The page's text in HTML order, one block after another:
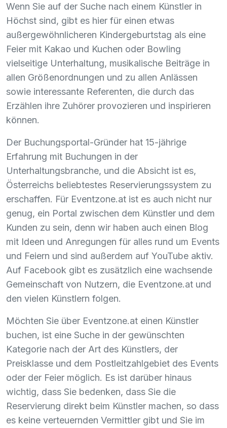
Wenn Sie auf der Suche nach einem Künstler in
Höchst sind, gibt es hier für einen etwas
außergewöhnlicheren Kindergeburtstag als eine
Feier mit Kakao und Kuchen oder Bowling
vielseitige Unterhaltung, musikalische Beiträge in
allen Größenordnungen und zu allen Anlässen
sowie interessante Referenten, die durch das
Erzählen ihre Zuhörer provozieren und inspirieren
können.
Der Buchungsportal-Gründer hat 15-jährige
Erfahrung mit Buchungen in der
Unterhaltungsbranche, und die Absicht ist es,
Österreichs beliebtestes Reservierungssystem zu
erschaffen. Für Eventzone.at ist es auch nicht nur
genug, ein Portal zwischen dem Künstler und dem
Kunden zu sein, denn wir haben auch einen Blog
mit Ideen und Anregungen für alles rund um Events
und Feiern und sind außerdem auf YouTube aktiv.
Auf Facebook gibt es zusätzlich eine wachsende
Gemeinschaft von Nutzern, die Eventzone.at und
den vielen Künstlern folgen.
Möchten Sie über Eventzone.at einen Künstler
buchen, ist eine Suche in der gewünschten
Kategorie nach der Art des Künstlers, der
Preisklasse und dem Postleitzahlgebiet des Events
oder der Feier möglich. Es ist darüber hinaus
wichtig, dass Sie bedenken, dass Sie die
Reservierung direkt beim Künstler machen, so dass
es keine verteuernden Vermittler gibt und Sie im